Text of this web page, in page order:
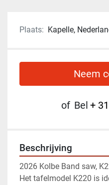
Plaats: Kapelle,
Neem
of Bel +
Beschrijving
2026 Kolbe Band saw,
Het tafelmodel K220 is